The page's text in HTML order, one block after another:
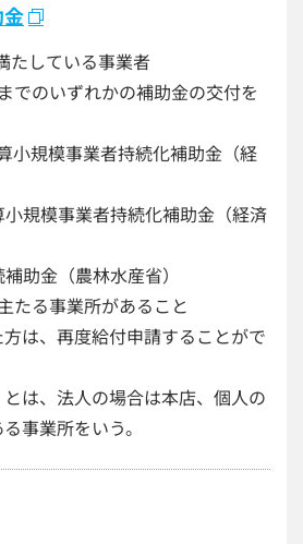
たしている事業者
でのいずれかの補助金の交付を
小規模事業者持続化補助金（経
規模事業者持続化補助金（経済
助金（農林水産省）
たる事業所があること
は、再度給付申請することがで
は、法人の場合は本店、個人の
事業所をいう。